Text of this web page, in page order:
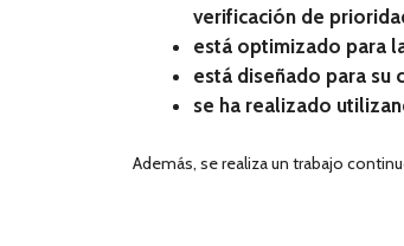
verificación de
está optimizado para
está diseñado para
se ha realizado
Además, se realiza un trabajo